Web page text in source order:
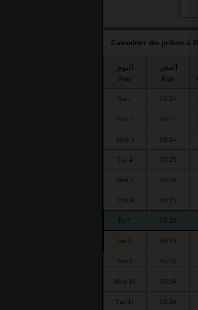
Calendrier des prières à
اليوم
Jour
الفجر
Fajr
Sat 1 05:24
Sun 2 05:24
Mon 3 05:24
Tue 4 05:25
Wed 5 05:25
Thu 6 05:25
Fri 7 05:25
Sat 8 05:25
Sun 9 05:25
Mon 10 05:26
Tue 11 05:26